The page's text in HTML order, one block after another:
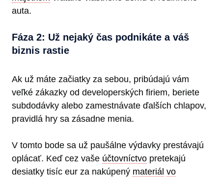
auta.
Fáza 2: Už nejaký čas podnikáte a váš
biznis rastie
Ak už máte začiatky za sebou, pribúdajú vám
veľké zákazky od developerských firiem, beriete
subdodávky alebo zamestnávate ďalších chlapov,
pravidlá hry sa zásadne menia.
V tomto bode sa už paušálne výdavky prestávajú
oplácať. Keď cez vaše účtovníctvo pretekajú
desiatky tisíc eur za nakúpený materiál vo